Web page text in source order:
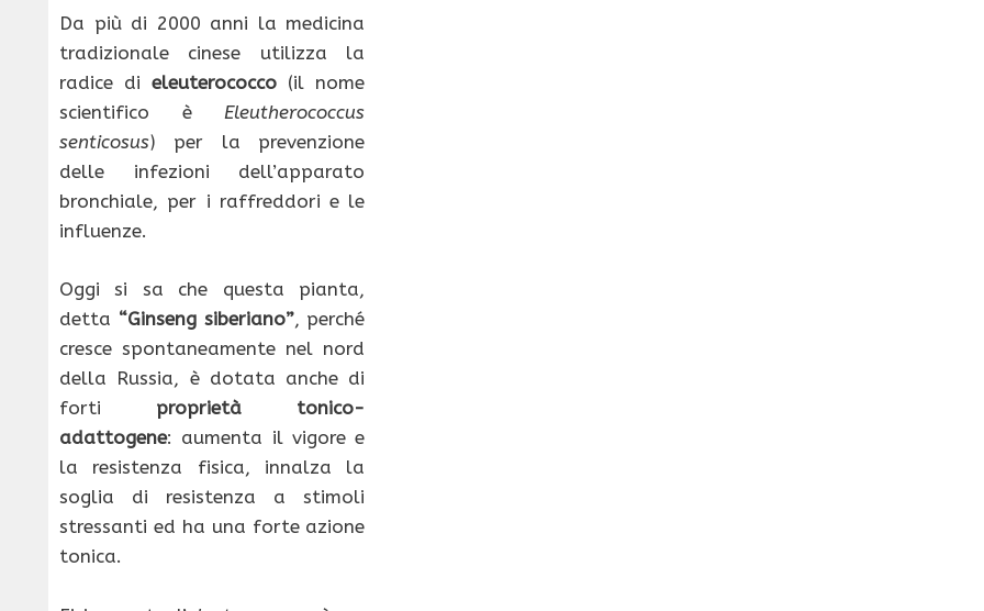
Da più di 2000 anni la medicina
tradizionale cinese utilizza la
radice dieleuterococco (il nome
scientifico èEleutherococcus
senticosus) per la prevenzione
delle infezioni dell’apparato
bronchiale, per i raffreddori e le
influenze.
Oggi si sa che questa pianta,
detta “Ginseng siberiano”, perché
cresce spontaneamente nel nord
della Russia, è dotata anche di
forti proprietà tonico-
adattogene: aumenta il vigore e
la resistenza fisica, innalza la
soglia di resistenza a stimoli
stressanti ed ha una forte azione
tonica.